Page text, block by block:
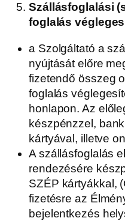
Szállásfoglalási
foglalás
a Szolgáltató a
nyújtását előre
fizetendő összeg
foglalás
honlapon. Az
készpénzzel,
kártyával, illetve
A szállásfoglalás
rendezésére
SZÉP kártyákkal,
fizetésre az
bejelentkezés